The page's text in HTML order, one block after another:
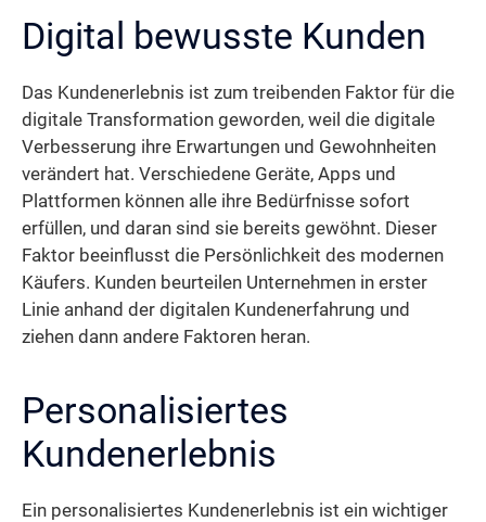
Digital bewusste Kunden
Das Kundenerlebnis ist zum treibenden Faktor für die
digitale Transformation geworden, weil die digitale
Verbesserung ihre Erwartungen und Gewohnheiten
verändert hat. Verschiedene Geräte, Apps und
Plattformen können alle ihre Bedürfnisse sofort
erfüllen, und daran sind sie bereits gewöhnt. Dieser
Faktor beeinflusst die Persönlichkeit des modernen
Käufers. Kunden beurteilen Unternehmen in erster
Linie anhand der digitalen Kundenerfahrung und
ziehen dann andere Faktoren heran.
Personalisiertes
Kundenerlebnis
Ein personalisiertes Kundenerlebnis ist ein wichtiger